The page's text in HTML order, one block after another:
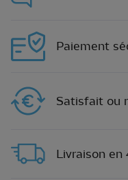
Paiement
Satisfait ou
Livraison en